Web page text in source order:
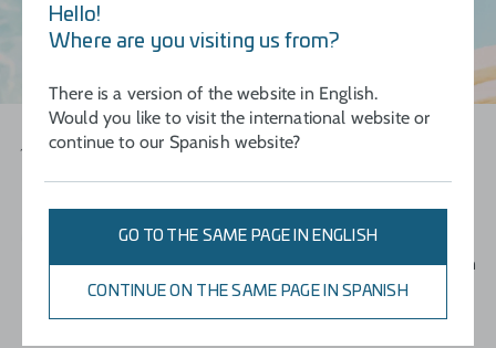
Agitar
Aplicar
De forma generosa y uniforme antes de la exposición
solar.
Hello!
Where are you visiting us from?
There is a version of the website in English.
Would you like to visit the international website or
continue to our Spanish website?
GO TO THE SAME PAGE IN ENGLISH
CONTINUE ON THE SAME PAGE IN SPANISH